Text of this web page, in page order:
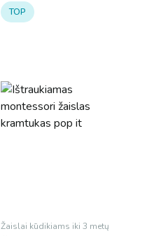
the
product
TOP
Žaislai kūdikiams iki 3 metų